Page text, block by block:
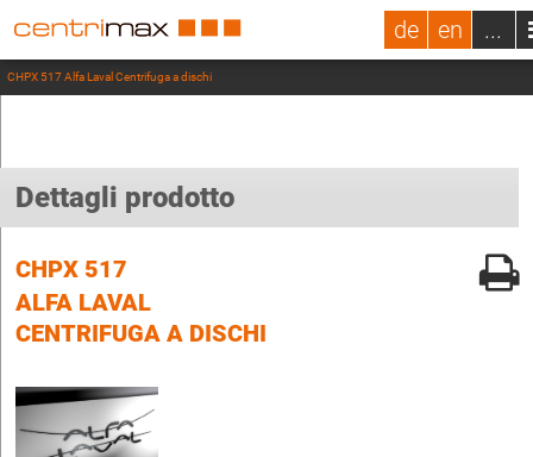
de en ...
CHPX 517 Alfa Laval Centrifuga a dischi
Dettagli prodotto
CHPX 517
ALFA LAVAL
CENTRIFUGA A DISCHI